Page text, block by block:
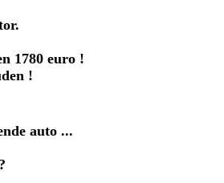
1780 euro !
!
auto ...